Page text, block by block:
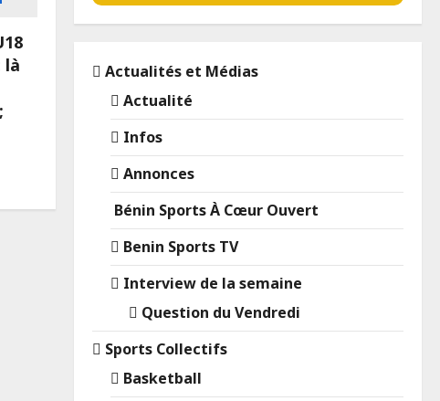
là
Actualités et Médias
Actualité
Infos
Annonces
Bénin Sports À Cœur Ouvert
Benin Sports TV
Interview de la semaine
Question du Vendredi
Sports Collectifs
Basketball